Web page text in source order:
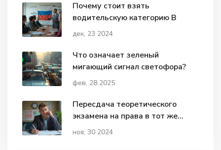
Почему стоит взять
водительскую категорию В
дек, 23 2024
Что означает зеленый
мигающий сигнал светофора?
фев, 28 2025
Пересдача теоретического
экзамена на права в тот же
день: что нужно знать
ноя, 30 2024